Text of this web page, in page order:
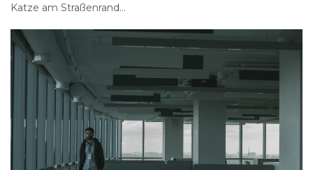
Katze am Straßenrand...